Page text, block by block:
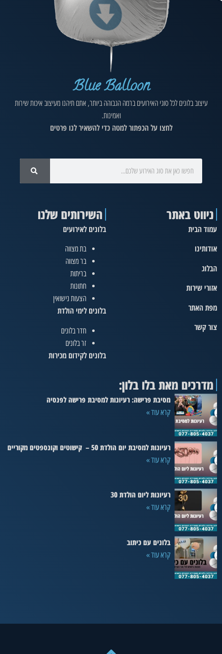
Blue Balloon
עיצוב בלונים לכל סוגי האירועים ברמה הגבוהה ביותר, אתם תיהנו מעיצוב איכות שירות
ואמינות.
לחצו על הכפתור למטה כדי להשאיר לנו פרטים
ניווט באתר
עמוד הבית
אודותינו
הבלוג
אזורי שירות
מפת האתר
צור קשר
השירותים שלנו
בלונים לאירועים
בת מצווה
בר מצווה
בריתות
חתונות
הצעות נישואין
בלונים לימי הולדת
חדר בלונים
זר בלונים
בלונים לקידום מכירות
מדרכים מאת בלו בלון:
מסיבת פרישה: רעיונות למסיבת פרישה לפנסיה
קרא עוד »
רעיונות למסיבת יום הולדת 50 – קישוטים וקונספטים מקוריים
קרא עוד »
רעיונות ליום הולדת 30
קרא עוד »
בלונים עם כיתוב
קרא עוד »